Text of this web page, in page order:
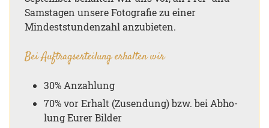
Samstagen unsere Fotografie zu einer
Mindeststundenzahl anzubieten.
Bei Auf­trags­er­tei­lung er­hal­ten wir
30% An­zah­lung
70% vor Er­halt (Zu­sen­dung) bzw. bei Ab­ho­
lung Eurer Bil­der